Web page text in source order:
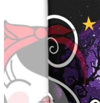
Voltar á tenda
Buscar
Carriño